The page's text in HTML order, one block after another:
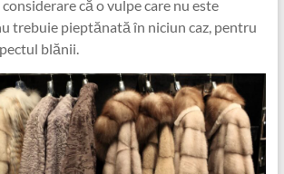
că o vulpe care nu este
trebuie pieptănată în niciun caz, pentru
blănii.